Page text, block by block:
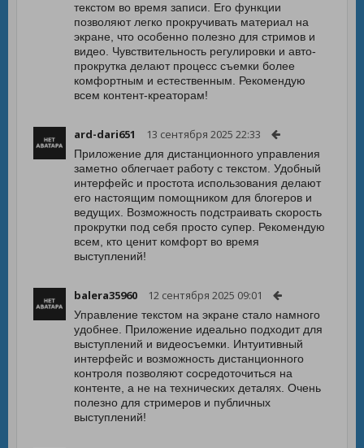
текстом во время записи. Его функции
позволяют легко прокручивать материал на
экране, что особенно полезно для стримов и
видео. Чувствительность регулировки и авто-
прокрутка делают процесс съемки более
комфортным и естественным. Рекомендую
всем контент-креаторам!
ard-dari651 13 сентября 2025 22:33
Приложение для дистанционного управления
заметно облегчает работу с текстом. Удобный
интерфейс и простота использования делают
его настоящим помощником для блогеров и
ведущих. Возможность подстраивать скорость
прокрутки под себя просто супер. Рекомендую
всем, кто ценит комфорт во время
выступлений!
balera35960 12 сентября 2025 09:01
Управление текстом на экране стало намного
удобнее. Приложение идеально подходит для
выступлений и видеосъемки. Интуитивный
интерфейс и возможность дистанционного
контроля позволяют сосредоточиться на
контенте, а не на технических деталях. Очень
полезно для стримеров и публичных
выступлений!